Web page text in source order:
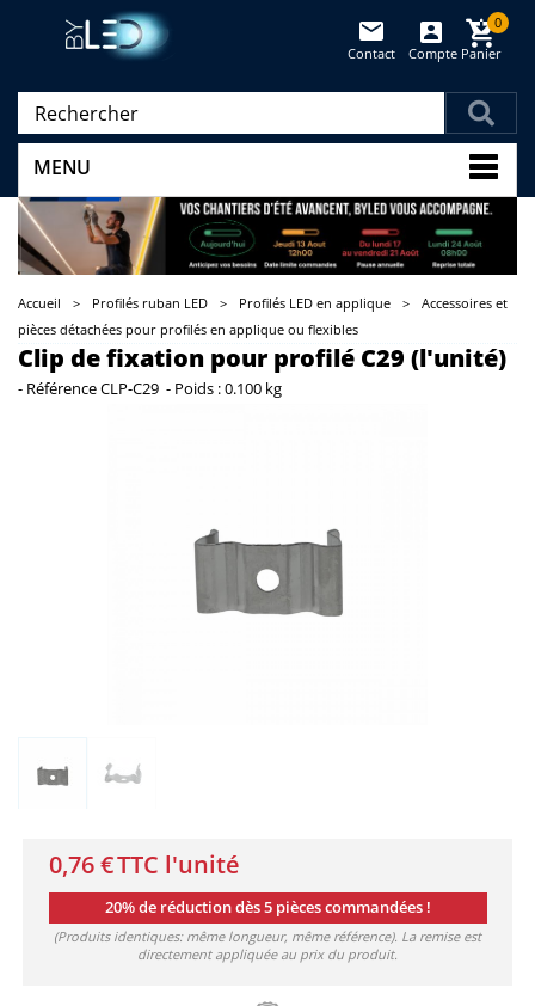
Panier
0
Compte
Contact
MENU
Accueil > Profilés ruban LED > Profilés LED en applique >
Accessoires et
pièces détachées pour profilés en applique ou flexibles
Clip de fixation pour profilé C29 (l'unité)
- RéférenceCLP-C29 - Poids :0.100 kg
0,76 €TTC l'unité
20% de réduction dès 5 pièces commandées !
(Produits identiques: même longueur, même référence). La remise est
directement appliquée au prix du produit.